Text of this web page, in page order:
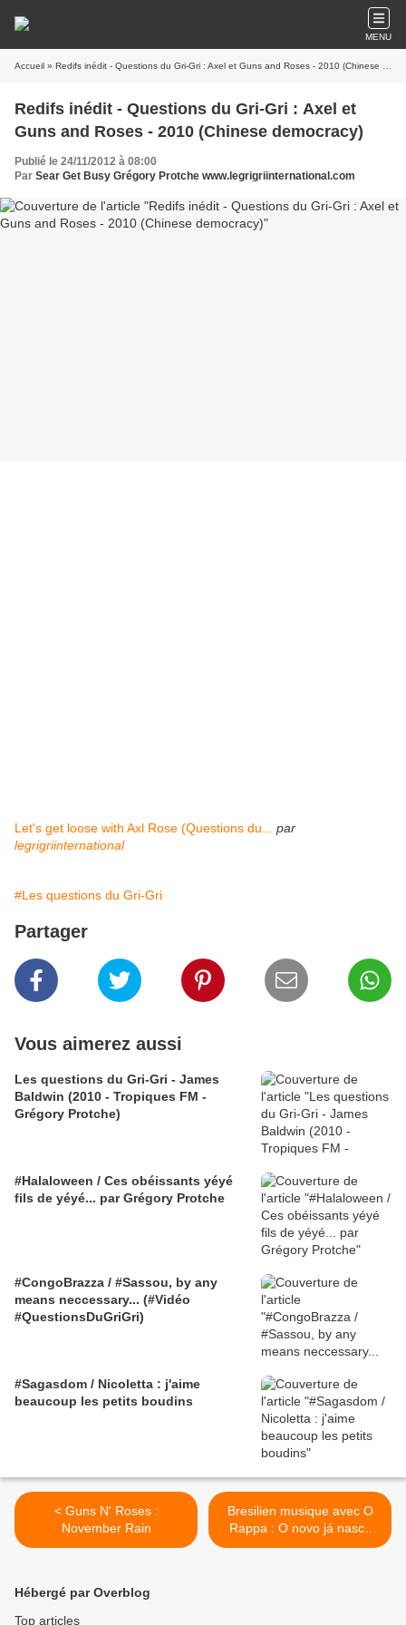
MENU
Accueil » Redifs inédit - Questions du Gri-Gri : Axel et Guns and Roses - 2010 (Chinese democracy)
Redifs inédit - Questions du Gri-Gri : Axel et
Guns and Roses - 2010 (Chinese democracy)
Publié le 24/11/2012 à 08:00
Par Sear Get Busy Grégory Protche www.legrigriinternational.com
Let's get loose with Axl Rose (Questions du...
par
legrigriinternational
#Les questions du Gri-Gri
Partager
Vous aimerez aussi
Les questions du Gri-Gri - James
Baldwin (2010 - Tropiques FM -
Grégory Protche)
#Halaloween / Ces obéissants yéyé
fils de yéyé... par Grégory Protche
#CongoBrazza / #Sassou, by any
means neccessary... (#Vidéo
#QuestionsDuGriGri)
#Sagasdom / Nicoletta : j'aime
beaucoup les petits boudins
< Guns N' Roses :
November Rain
Bresilien musique avec O
Rappa : O novo já nasce
velho & o Homem Amarelo
Hébergé par Overblog
Top articles